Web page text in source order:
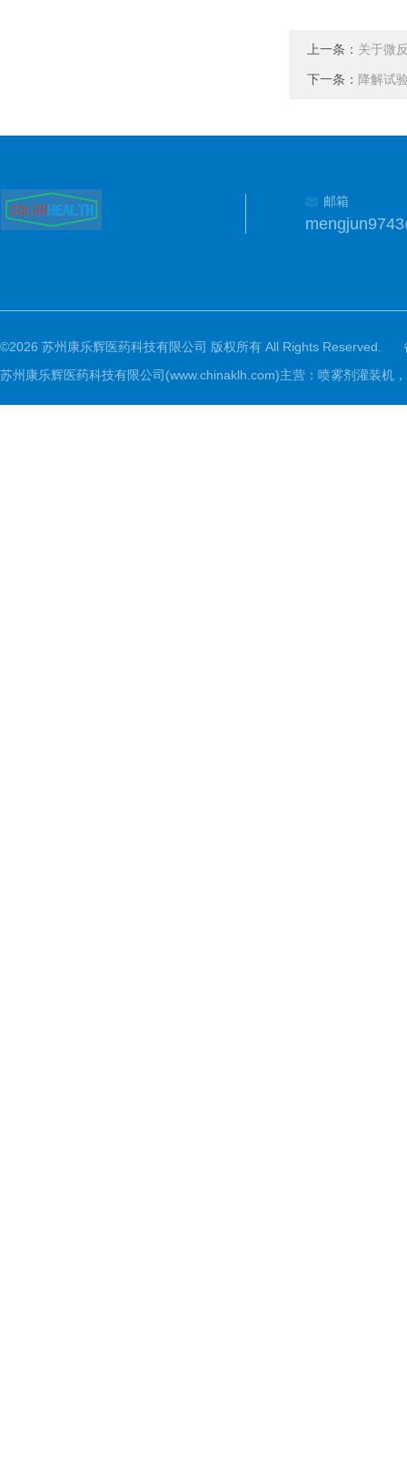
上一条： 关于微
下一条： 降解试
邮箱
©2026 苏州康乐辉医药科技有限公司 版权所有 All Rights Reserved.
苏州康乐辉医药科技有限公司(www.chinaklh.com)主营：喷雾剂灌装机